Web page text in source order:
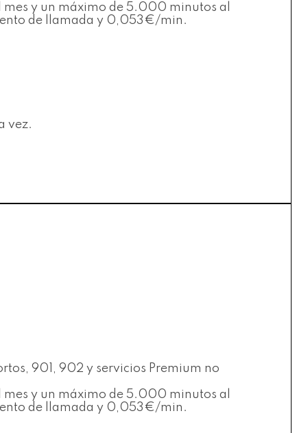
mes y un máximo de 5.000 minutos al
de llamada y 0,053€/min.
vez.
901, 902 y servicios Premium no
mes y un máximo de 5.000 minutos al
de llamada y 0,053€/min.